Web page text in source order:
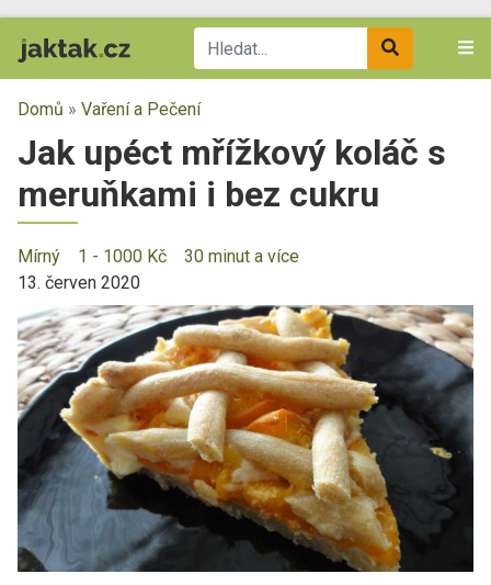
Domů » Vaření a Pečení
Jak upéct mřížkový koláč s
meruňkami i bez cukru
Mírný 1 - 1000 Kč
30 minut a více
13. červen 2020